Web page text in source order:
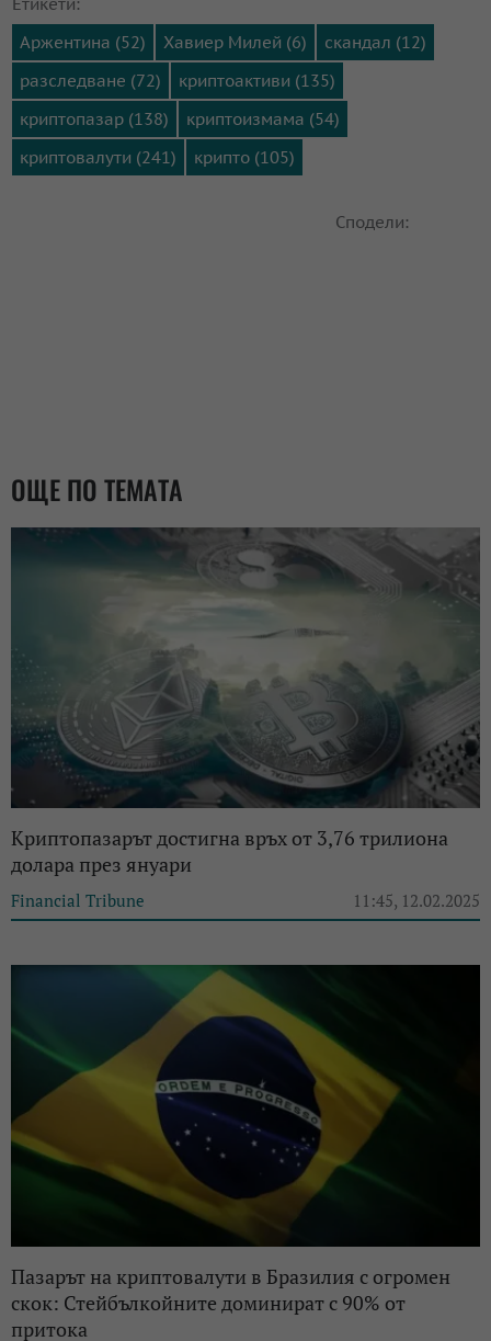
Аржентина (52)
Хавиер Милей (6)
скандал (12)
разследване (72)
криптоактиви (135)
криптопазар (138)
криптоизмама (54)
криптовалути (241)
крипто (105)
Сподели:
ОЩЕ ПО ТЕМАТА
Криптопазарът достигна връх от 3,76 трилиона
долара през януари
Financial Tribune 11:45, 12.02.2025
Пазарът на криптовалути в Бразилия с огромен
скок: Стейбълкойните доминират с 90% от
притока